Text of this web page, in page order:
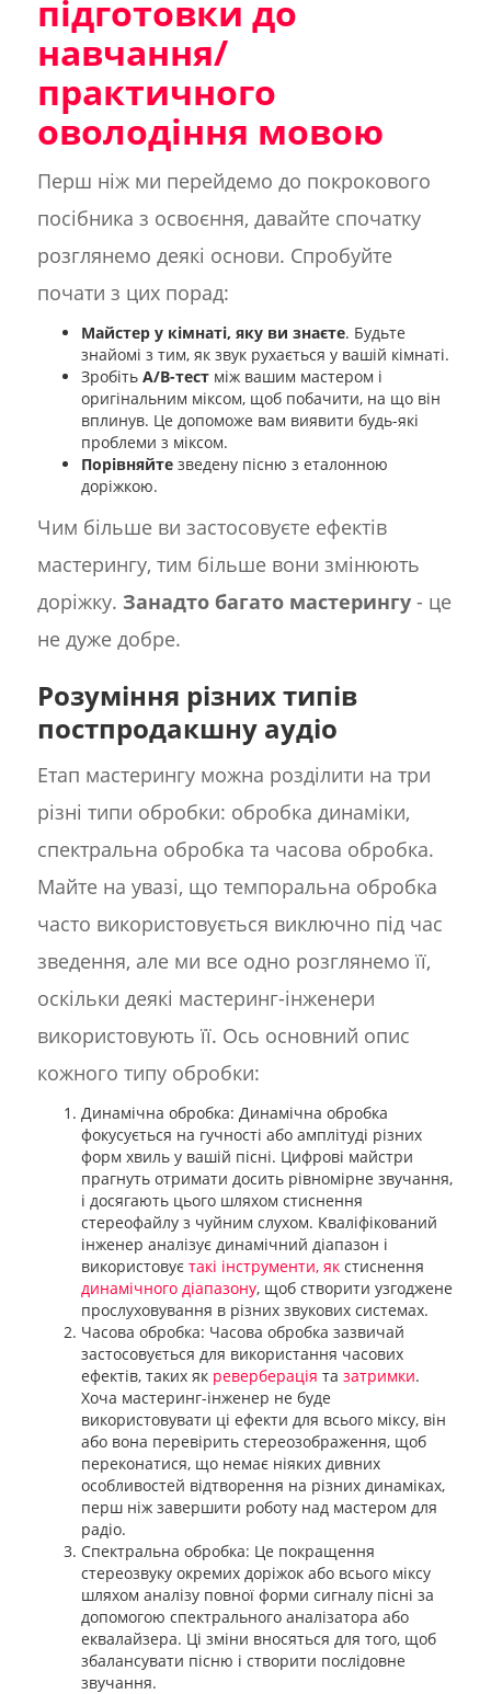
підготовки до
навчання/
практичного
оволодіння мовою
Перш ніж ми перейдемо до покрокового
посібника з освоєння, давайте спочатку
розглянемо деякі основи. Спробуйте
почати з цих порад:
Майстер у кімнаті, яку ви знаєте. Будьте
знайомі з тим, як звук рухається у вашій кімнаті.
Зробіть A/B-тестміж вашим мастером і
оригінальним міксом, щоб побачити, на що він
вплинув. Це допоможе вам виявити будь-які
проблеми з міксом.
Порівняйтезведену пісню з еталонною
доріжкою.
Чим більше ви застосовуєте ефектів
мастерингу, тим більше вони змінюють
доріжку. Занадто багато мастерингу- це
не дуже добре.
Розуміння різних типів
постпродакшну аудіо
Етап мастерингу можна розділити на три
різні типи обробки: обробка динаміки,
спектральна обробка та часова обробка.
Майте на увазі, що темпоральна обробка
часто використовується виключно під час
зведення, але ми все одно розглянемо її,
оскільки деякі мастеринг-інженери
використовують її. Ось основний опис
кожного типу обробки:
Динамічна обробка: Динамічна обробка
фокусується на гучності або амплітуді різних
форм хвиль у вашій пісні. Цифрові майстри
прагнуть отримати досить рівномірне звучання,
і досягають цього шляхом стиснення
стереофайлу з чуйним слухом. Кваліфікований
інженер аналізує динамічний діапазон і
використовує такі інструменти, якстиснення
динамічного діапазону, щоб створити узгоджене
прослуховування в різних звукових системах.
Часова обробка: Часова обробка зазвичай
застосовується для використання часових
ефектів, таких як реверберація та затримки.
Хоча мастеринг-інженер не буде
використовувати ці ефекти для всього міксу, він
або вона перевірить стереозображення, щоб
переконатися, що немає ніяких дивних
особливостей відтворення на різних динаміках,
перш ніж завершити роботу над мастером для
радіо.
Спектральна обробка: Це покращення
стереозвуку окремих доріжок або всього міксу
шляхом аналізу повної форми сигналу пісні за
допомогою спектрального аналізатора або
еквалайзера. Ці зміни вносяться для того, щоб
збалансувати пісню і створити послідовне
звучання.